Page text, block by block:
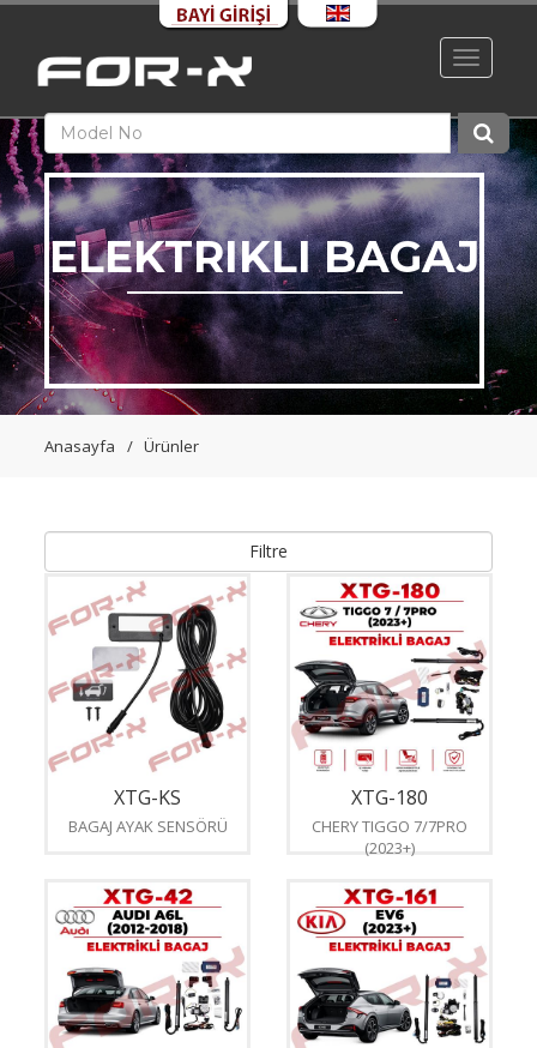
Toggle
ELEKTRIKLI BAGAJ
Anasayfa Ürünler
Filtre
XTG-KS
BAGAJ AYAK SENSÖRÜ
XTG-180
CHERY TIGGO 7/7PRO
(2023+)